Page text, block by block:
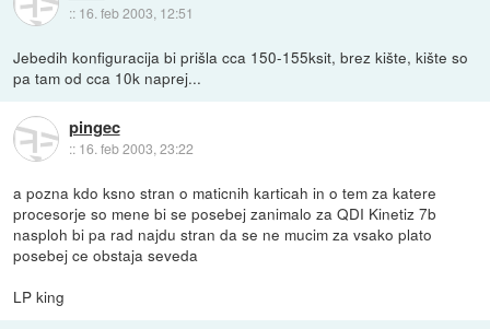
:: 16. feb 2003, 12:51
Jebedih konfiguracija bi prišla cca 150-155ksit, brez kište, kište so
pa tam od cca 10k naprej...
pingec
:: 16. feb 2003, 23:22
a pozna kdo ksno stran o maticnih karticah in o tem za katere
procesorje so mene bi se posebej zanimalo za QDI Kinetiz 7b
nasploh bi pa rad najdu stran da se ne mucim za vsako plato
posebej ce obstaja seveda
LP king